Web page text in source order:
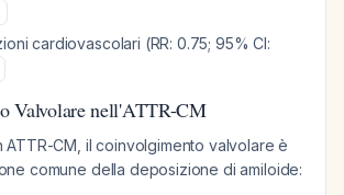
cardiovascolari (RR: 0.75; 95% CI:
Valvolare nell'ATTR-CM
ATTR-CM, il coinvolgimento valvolare è
comune della deposizione di amiloide: